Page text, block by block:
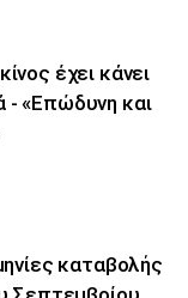
έχει κάνει
«Επώδυνη και
καταβολής